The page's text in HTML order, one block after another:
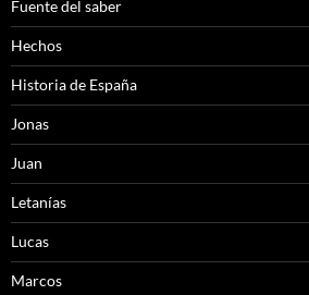
Fuente del saber
Hechos
Historia de España
Jonas
Juan
Letanías
Lucas
Marcos